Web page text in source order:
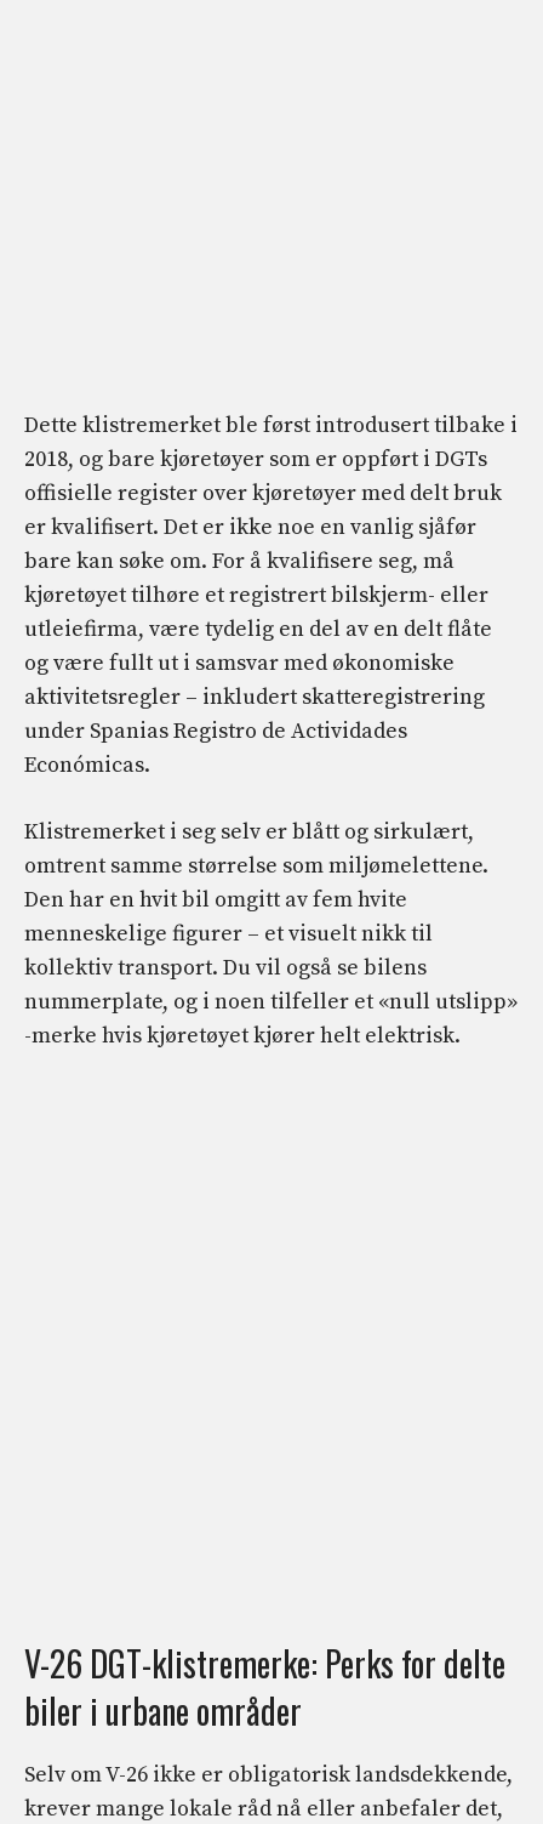
Dette klistremerket ble først introdusert tilbake i
2018, og bare kjøretøyer som er oppført i DGTs
offisielle register over kjøretøyer med delt bruk
er kvalifisert. Det er ikke noe en vanlig sjåfør
bare kan søke om. For å kvalifisere seg, må
kjøretøyet tilhøre et registrert bilskjerm- eller
utleiefirma, være tydelig en del av en delt flåte
og være fullt ut i samsvar med økonomiske
aktivitetsregler – inkludert skatteregistrering
under Spanias Registro de Actividades
Económicas.
Klistremerket i seg selv er blått og sirkulært,
omtrent samme størrelse som miljømelettene.
Den har en hvit bil omgitt av fem hvite
menneskelige figurer – et visuelt nikk til
kollektiv transport. Du vil også se bilens
nummerplate, og i noen tilfeller et «null utslipp»
-merke hvis kjøretøyet kjører helt elektrisk.
V-26 DGT-klistremerke: Perks for delte
biler i urbane områder
Selv om V-26 ikke er obligatorisk landsdekkende,
krever mange lokale råd nå eller anbefaler det,